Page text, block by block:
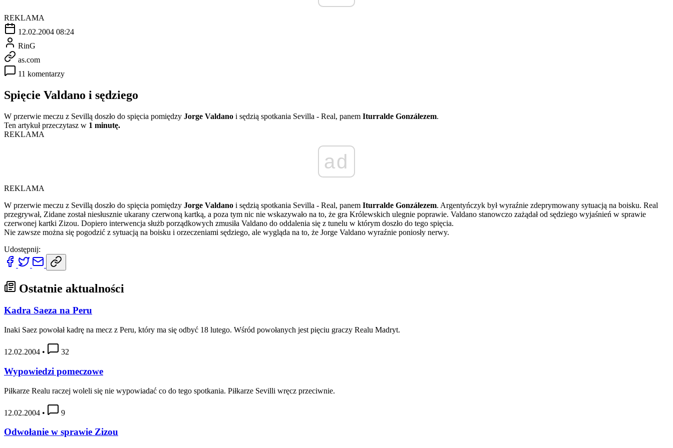
REKLAMA
12.02.2004 08:24
RinG
as.com
11 komentarzy
Spięcie Valdano i sędziego
W przerwie meczu z Sevillą doszło do spięcia pomiędzy Jorge Valdano i sędzią spotkania Sevilla - Real, panem Iturralde Gonzálezem.
Ten artykuł przeczytasz w 1 minutę.
REKLAMA
ad
REKLAMA
W przerwie meczu z Sevillą doszło do spięcia pomiędzy Jorge Valdano i sędzią spotkania Sevilla - Real, panem Iturralde Gonzálezem. Argentyńczyk był wyraźnie zdeprymowany sytuacją na boisku. Real
przegrywał, Zidane został niesłusznie ukarany czerwoną kartką, a poza tym nic nie wskazywało na to, że gra Królewskich ulegnie poprawie. Valdano stanowczo zażądał od sędziego wyjaśnień w sprawie
czerwonej kartki Zizou. Dopiero interwencja służb porządkowych zmusiła Valdano do oddalenia się z tunelu w którym doszło do tego spięcia.
Nie zawsze można się pogodzić z sytuacją na boisku i orzeczeniami sędziego, ale wygląda na to, że Jorge Valdano wyraźnie poniosły nerwy.
Udostępnij:
Ostatnie aktualności
Kadra Saeza na Peru
Inaki Saez powołał kadrę na mecz z Peru, który ma się odbyć 18 lutego. Wśród powołanych jest pięciu graczy Realu Madryt.
12.02.2004 • 32
Wypowiedzi pomeczowe
Piłkarze Realu raczej woleli się nie wypowiadać co do tego spotkania. Piłkarze Sevilli wręcz przeciwnie.
12.02.2004 • 9
Odwołanie w sprawie Zizou